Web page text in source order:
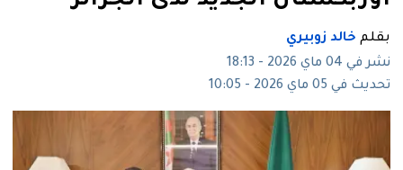
بقلم خالد زوبيري
نشر في 04 ماي 2026 - 18:13
تحديث في 05 ماي 2026 - 10:05